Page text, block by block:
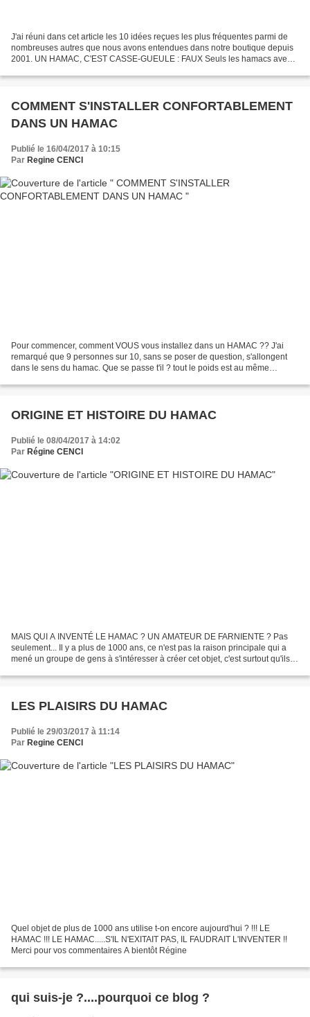
J'ai réuni dans cet article les 10 idées reçues les plus fréquentes parmi de
nombreuses autres que nous avons entendues dans notre boutique depuis
2001. UN HAMAC, C'EST CASSE-GUEULE : FAUX Seuls les hamacs avec
COMMENT S'INSTALLER CONFORTABLEMENT
DANS UN HAMAC
Publié le 16/04/2017 à 10:15
Par Regine CENCI
Pour commencer, comment VOUS vous installez dans un HAMAC ?? J'ai
remarqué que 9 personnes sur 10, sans se poser de question, s'allongent
dans le sens du hamac. Que se passe t'il ? tout le poids est au même
ORIGINE ET HISTOIRE DU HAMAC
Publié le 08/04/2017 à 14:02
Par Régine CENCI
MAIS QUI A INVENTÉ LE HAMAC ? UN AMATEUR DE FARNIENTE ? Pas
seulement... Il y a plus de 1000 ans, ce n'est pas la raison principale qui a
mené un groupe de gens à s'intéresser à créer cet objet, c'est surtout qu'ils
LES PLAISIRS DU HAMAC
Publié le 29/03/2017 à 11:14
Par Regine CENCI
Quel objet de plus de 1000 ans utilise t-on encore aujourd'hui ? !!! LE
HAMAC !!! LE HAMAC.....S'IL N'EXITAIT PAS, IL FAUDRAIT L'INVENTER !!
Merci pour vos commentaires A bientôt Régine
qui suis-je ?....pourquoi ce blog ?